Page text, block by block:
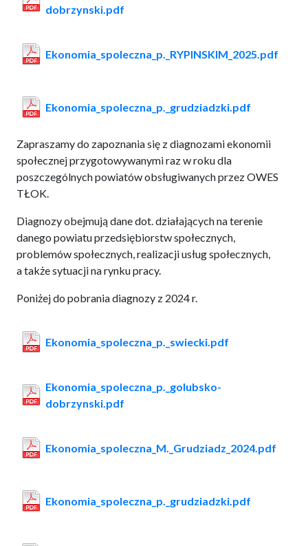
dobrzynski.pdf
Ekonomia_spoleczna_p._RYPINSKIM_2025.pdf
Ekonomia_spoleczna_p._grudziadzki.pdf
Zapraszamy do zapoznania się z diagnozami ekonomii
społecznej przygotowywanymi raz w roku dla
poszczególnych powiatów obsługiwanych przez OWES
TŁOK.
Diagnozy obejmują dane dot. działających na terenie
danego powiatu przedsiębiorstw społecznych,
problemów społecznych, realizacji usług społecznych,
a także sytuacji na rynku pracy.
Poniżej do pobrania diagnozy z 2024 r.
Ekonomia_spoleczna_p._swiecki.pdf
Ekonomia_spoleczna_p._golubsko-
dobrzynski.pdf
Ekonomia_spoleczna_M._Grudziadz_2024.pdf
Ekonomia_spoleczna_p._grudziadzki.pdf